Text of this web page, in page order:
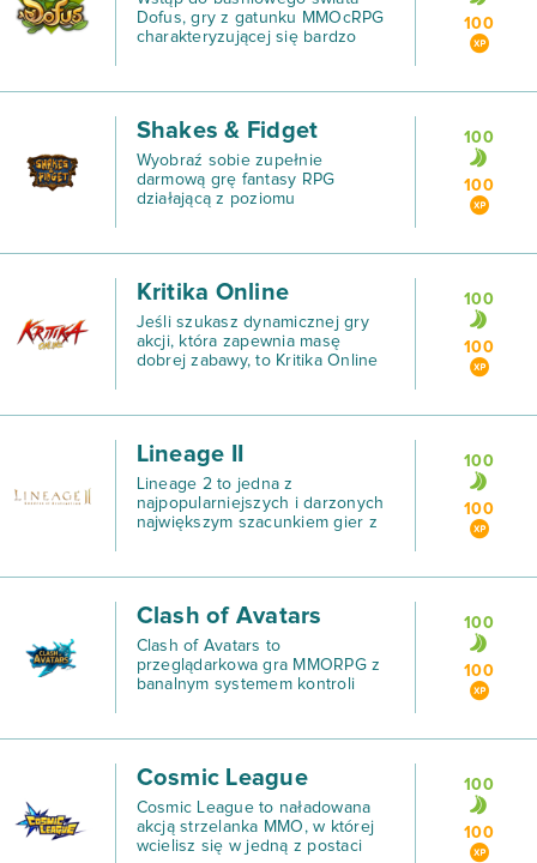
Dofus, gry z gatunku MMOcRPG
charakteryzującej się bardzo
100
Shakes & Fidget
Wyobraź sobie zupełnie
darmową grę fantasy RPG
działającą z poziomu
klimacie, łączącym
dużą nutą humoru, a potem po
pro
100
100
Kritika Online
Jeśli szukasz dynamicznej gry
akcji, która zapewnia masę
dobrej zabawy, to Kritika Online
100
100
Lineage II
Lineage 2 to jedna z
najpopularniejszych i darzonych
największym szacunkiem gier z
100
100
Clash of Avatars
Clash of Avatars to
przeglądarkowa gra MMORPG z
banalnym systemem kontroli
oferująca graczom łatwą i
przyjaznej społecznośc
100
100
Cosmic League
Cosmic League to naładowana
akcją strzelanka MMO, w której
wcielisz się w jedną z postaci
100
100